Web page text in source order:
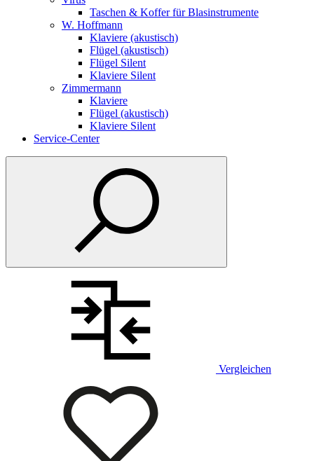
Taschen & Koffer für Blasinstrumente
W. Hoffmann
Klaviere (akustisch)
Flügel (akustisch)
Flügel Silent
Klaviere Silent
Zimmermann
Klaviere
Flügel (akustisch)
Klaviere Silent
Service-Center
Vergleichen